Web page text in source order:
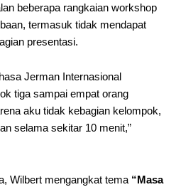
beberapa rangkaian workshop
termasuk tidak mendapat
presentasi.
Jerman Internasional
tiga sampai empat orang
aku tidak kebagian kelompok,
selama sekitar 10 menit,”
Wilbert mengangkat tema “Masa